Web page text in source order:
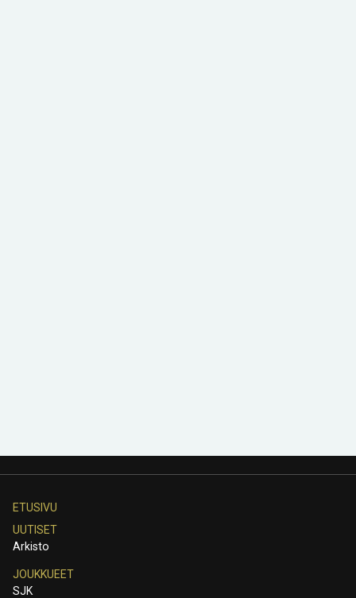
ETUSIVU
UUTISET
Arkisto
JOUKKUEET
SJK